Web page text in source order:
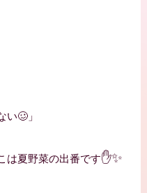
い🥴」
は夏野菜の出番です✋✨